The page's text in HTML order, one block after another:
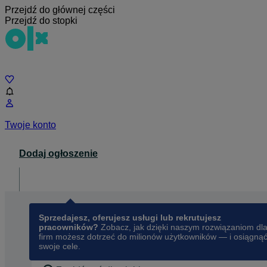
Przejdź do głównej części
Przejdź do stopki
Twoje konto
Dodaj ogłoszenie
Sprzedajesz, oferujesz usługi lub rekrutujesz
pracowników? Zobacz, jak dzięki naszym rozwiązaniom dla
firm możesz dotrzeć do milionów użytkowników — i osiągnąć
swoje cele.